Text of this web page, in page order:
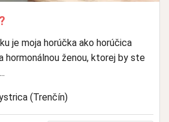
je moja horúčka ako horúčica
hormonálnou ženou, ktorej by ste
(Trenčín)